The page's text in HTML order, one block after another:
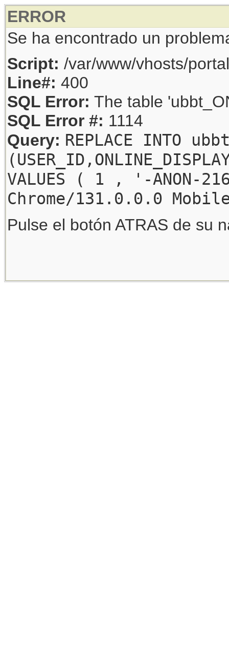
ERROR
Se ha encontrado un
Script: /var/www/vhosts/
Line#: 400
SQL Error: The table
SQL Error #: 1114
Query: REPLACE INTO
VALUES ( 1 , '-
Chrome/131.0.0.0
Pulse el botón ATRAS de su